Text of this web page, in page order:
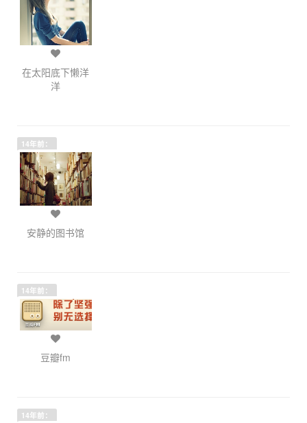
在太阳底下懒洋
洋
14年前：
安静的图书馆
14年前：
豆瓣fm
14年前：